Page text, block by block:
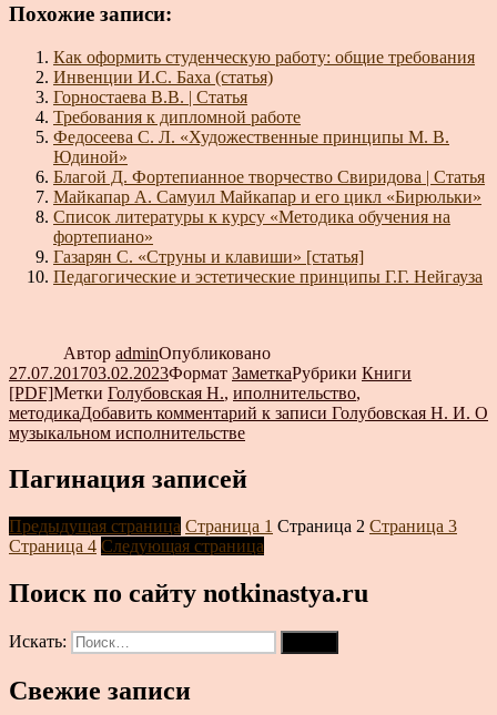
Похожие записи:
Как оформить студенческую работу: общие требования
Инвенции И.С. Баха (статья)
Горностаева В.В. | Статья
Требования к дипломной работе
Федосеева С. Л. «Художественные принципы М. В.
Юдиной»
Благой Д. Фортепианное творчество Свиридова | Статья
Майкапар А. Самуил Майкапар и его цикл «Бирюльки»
Список литературы к курсу «Методика обучения на
фортепиано»
Газарян С. «Струны и клавиши» [статья]
Педагогические и эстетические принципы Г.Г. Нейгауза
Автор adminОпубликовано
27.07.201703.02.2023Формат ЗаметкаРубрики Книги
[PDF]Метки Голубовская Н., иполнительство,
методикаДобавить комментарий к записи Голубовская Н. И. О
музыкальном исполнительстве
Пагинация записей
Предыдущая страница Страница 1 Страница 2 Страница 3
Страница 4 Следующая страница
Поиск по сайту notkinastya.ru
Искать:
Свежие записи